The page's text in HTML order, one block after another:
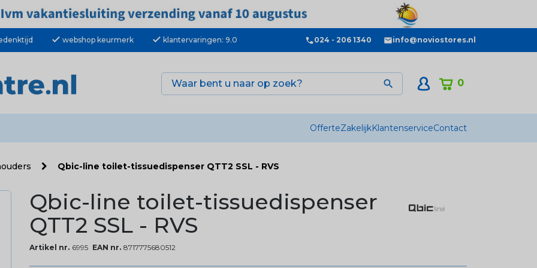
check webshop keurmerk check klantervaringen: 9.0 024 - 206 1340 info@noviostores.nl
0

OfferteZakelijkKlantenserviceContact
Qbic-line toilet-tissuedispenser QTT2 SSL - RVS
Qbic-line toilet-tissuedispenser
QTT2 SSL - RVS
Artikel nr. 6995 EAN nr. 8717775680512